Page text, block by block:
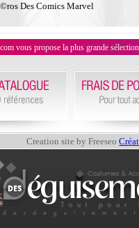
Des Comics Marvel
vous propose la plus grande
Creation site by Freeseo